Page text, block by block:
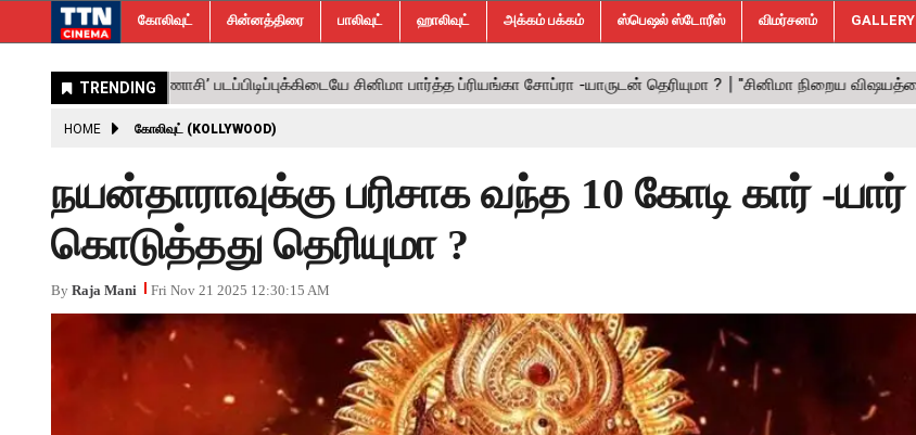
கோலிவுட் சின்னத்திரை பாலிவுட் ஹாலிவுட் அக்கம் பக்கம் ஸ்பெஷல் ஸ்டோரீஸ் விமர்சனம் GALLERY
HOME கோலிவுட் (KOLLYWOOD)
நயன்தாராவுக்கு பரிசாக வந்த 10 கோடி கார் -யார்
கொடுத்தது தெரியுமா ?
By Raja Mani Fri Nov 21 2025 12:30:15 AM